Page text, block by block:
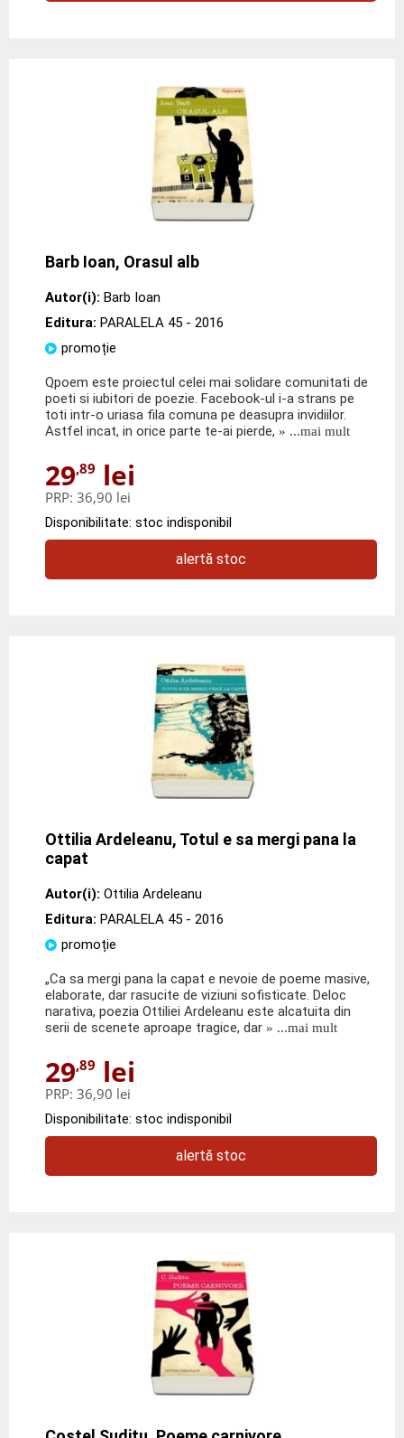
Barb Ioan, Orasul alb
Autor(i): Barb Ioan
Editura: PARALELA 45 - 2016
promoție
Qpoem este proiectul celei mai solidare comunitati de
poeti si iubitori de poezie. Facebook-ul i-a strans pe
toti intr-o uriasa fila comuna pe deasupra invidiilor.
Astfel incat, in orice parte te-ai pierde, » ...mai mult
29,89 lei
PRP: 36,90 lei
Disponibilitate: stoc indisponibil
alertă stoc
Ottilia Ardeleanu, Totul e sa mergi pana la
capat
Autor(i): Ottilia Ardeleanu
Editura: PARALELA 45 - 2016
promoție
„Ca sa mergi pana la capat e nevoie de poeme masive,
elaborate, dar rasucite de viziuni sofisticate. Deloc
narativa, poezia Ottiliei Ardeleanu este alcatuita din
serii de scenete aproape tragice, dar » ...mai mult
29,89 lei
PRP: 36,90 lei
Disponibilitate: stoc indisponibil
alertă stoc